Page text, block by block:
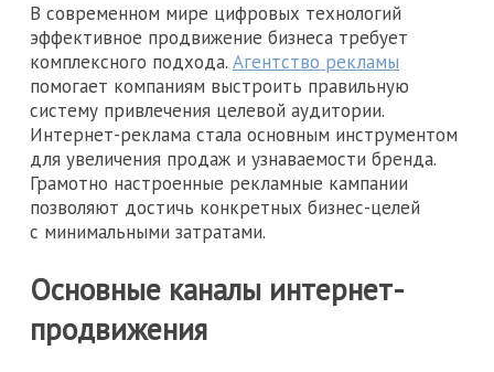
В современном мире цифровых технологий
эффективное продвижение бизнеса требует
комплексного подхода. Агентство рекламы
помогает компаниям выстроить правильную
систему привлечения целевой аудитории.
Интернет-реклама стала основным инструментом
для увеличения продаж и узнаваемости бренда.
Грамотно настроенные рекламные кампании
позволяют достичь конкретных бизнес-целей
с минимальными затратами.
Основные каналы интернет-
продвижения